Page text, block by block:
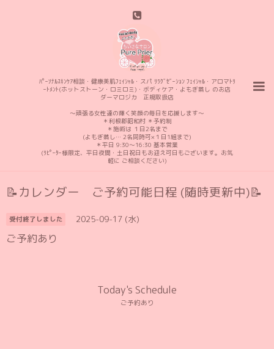
ﾊﾟｰｿﾅﾙｽｷﾝｹｱ相談・健康美肌ﾌｪｲｼｬﾙ・スパ ﾘﾗｸﾞｾﾞｰｼｮﾝ ﾌｪｲｼｬﾙ・アロマﾄﾘ
ｰﾄﾒﾝﾄ(ホットストーン・ロミロミ)・ボディケア・よもぎ蒸し のお店
ダーマロジカ 正規取扱店
〜頑張る女性達の輝く笑顔の毎日を応援します〜
＊利根郡昭和村 ＊予約制
＊施術は １日2名まで
(よもぎ蒸し… 2名同時可×１日1組まで)
＊平日 9:30〜16:30 基本営業
(ﾘﾋﾟｰﾀｰ様限定、平日夜間・土日祝日もお迎え可日もございます。お気
軽に ご相談ください)
📝カレンダー ご予約可能日程 (随時更新中)📝
受付終了しました 2025-09-17 (水)
ご予約あり
Today's Schedule
ご予約あり